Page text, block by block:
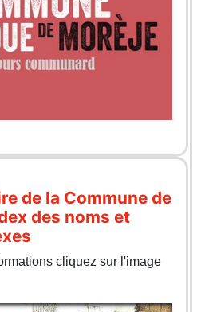
de la Commune de
des noms et
cliquez sur l'image